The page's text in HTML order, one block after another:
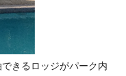
きるロッジがパーク内